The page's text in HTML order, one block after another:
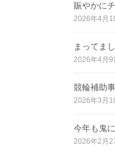
賑やかに
2026年4月
まってま
2026年4月9
競輪補助
2026年3月
今年も鬼
2026年2月